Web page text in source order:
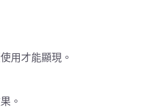
用才能顯現。
。